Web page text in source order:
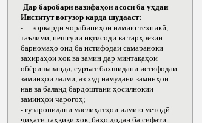
Дар баробари вазифаҳои асоси ба ӯҳдаи
Институт вогузор карда шудааст:
- коркарди чорабиниҳои илмию техникӣ,
таълимӣ, пешгӯии иқтисодӣ ва тарҳрезии
барномаҳо оид ба истифодаи самараноки
захираҳои хок ва замин дар минтақаҳои
обёришаванда, суръат бахшидани истифодаи
заминҳои лалмӣ, аз худ намудани заминҳои
нав ва баланд бардоштани ҳосилнокии
заминҳои чарогоҳ;
- гузаронидани маслиҳатҳои илмию методӣ
ҷиҳати таҳқиқи хок, баҳо додан ба сифати